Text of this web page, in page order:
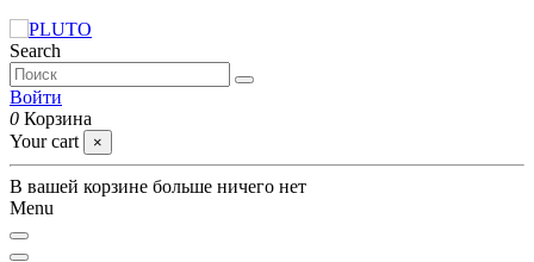
Search
Войти
0 Корзина
Your cart
×
В вашей корзине больше ничего нет
Menu